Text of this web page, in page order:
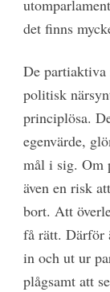
det finns
De
politisk
principlösa.
egenvärde,
mål i sig. Om
även en risk
bort. Att
få rätt. Därför
in och ut ur
plågsamt att